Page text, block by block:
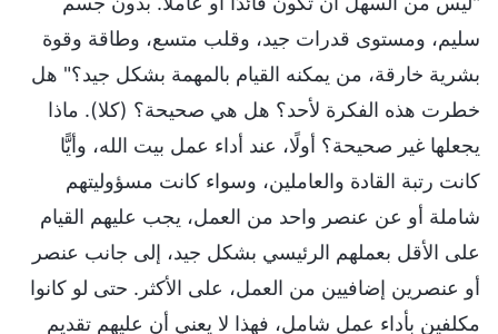
سليم، ومستوى قدرات جيد، وقلب متسع، وطاقة وقوة
بشرية خارقة، من يمكنه القيام بالمهمة بشكل جيد؟" هل
خطرت هذه الفكرة لأحد؟ هل هي صحيحة؟ (كلا). ماذا
يجعلها غير صحيحة؟ أولًا، عند أداء عمل بيت الله، وأيًّا
كانت رتبة القادة والعاملين، وسواء كانت مسؤوليتهم
شاملة أو عن عنصر واحد من العمل، يجب عليهم القيام
على الأقل بعملهم الرئيسي بشكل جيد، إلى جانب عنصر
أو عنصرين إضافيين من العمل، على الأكثر. حتى لو كانوا
مكلفين بأداء عمل شامل، فهذا لا يعني أن عليهم تقديم